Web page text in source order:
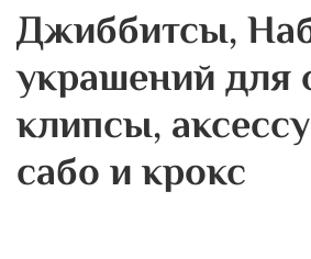
Джиббитсы,
украшений для
клипсы,
сабо и крокс